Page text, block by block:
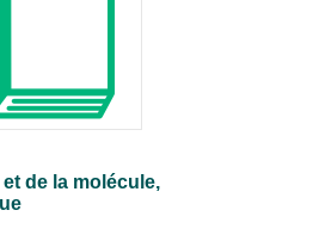
de la molécule,